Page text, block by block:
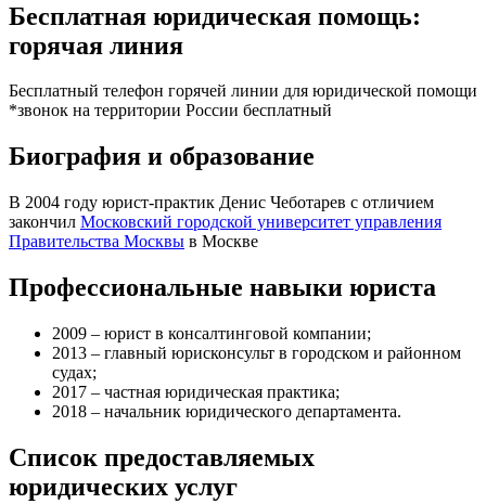
Бесплатная юридическая помощь:
горячая линия
Бесплатный телефон горячей линии для юридической помощи
*звонок на территории России бесплатный
Биография и образование
В 2004 году юрист-практик Денис Чеботарев с отличием
закончил Московский городской университет управления
Правительства Москвы в Москве
Профессиональные навыки юриста
2009 – юрист в консалтинговой компании;
2013 – главный юрисконсульт в городском и районном
судах;
2017 – частная юридическая практика;
2018 – начальник юридического департамента.
Список предоставляемых
юридических услуг